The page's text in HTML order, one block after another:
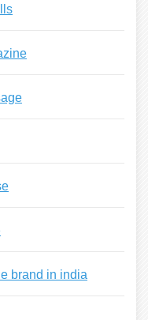
brand in india